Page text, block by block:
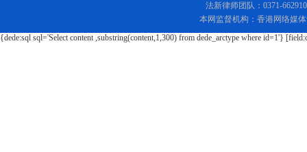
法新律师团队：0371-
本网监督机构：香港网络媒
{dede:sql sql='Select content ,substring(content,1,300) from dede_arctype where id=1'}